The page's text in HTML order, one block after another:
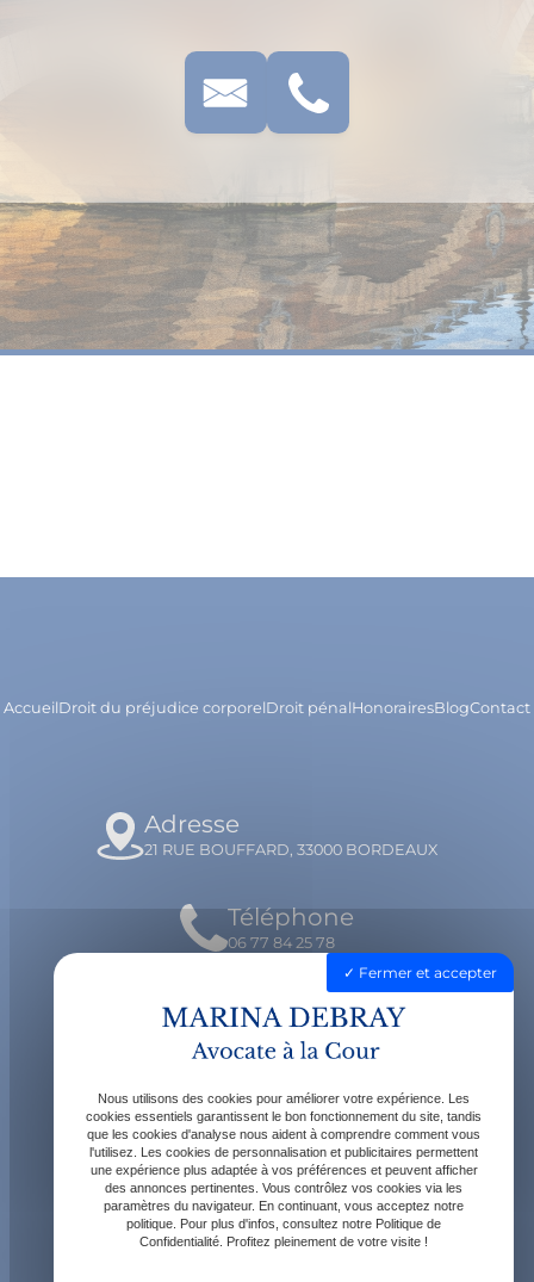
AccueilDroit du préjudice corporelDroit pénalHonorairesBlogContact
Adresse
21 RUE BOUFFARD, 33000 BORDEAUX
Téléphone
06 77 84 25 78
Email
contact@avocatdebray.fr
Horaires
Lundi - Vendredi : 9h - 19h
Fermer et accepter
Nous utilisons des cookies pour améliorer votre expérience. Les
cookies essentiels garantissent le bon fonctionnement du site, tandis
que les cookies d'analyse nous aident à comprendre comment vous
l'utilisez. Les cookies de personnalisation et publicitaires permettent
une expérience plus adaptée à vos préférences et peuvent afficher
des annonces pertinentes. Vous contrôlez vos cookies via les
paramètres du navigateur. En continuant, vous acceptez notre
politique. Pour plus d'infos, consultez notre Politique de
Confidentialité. Profitez pleinement de votre visite !